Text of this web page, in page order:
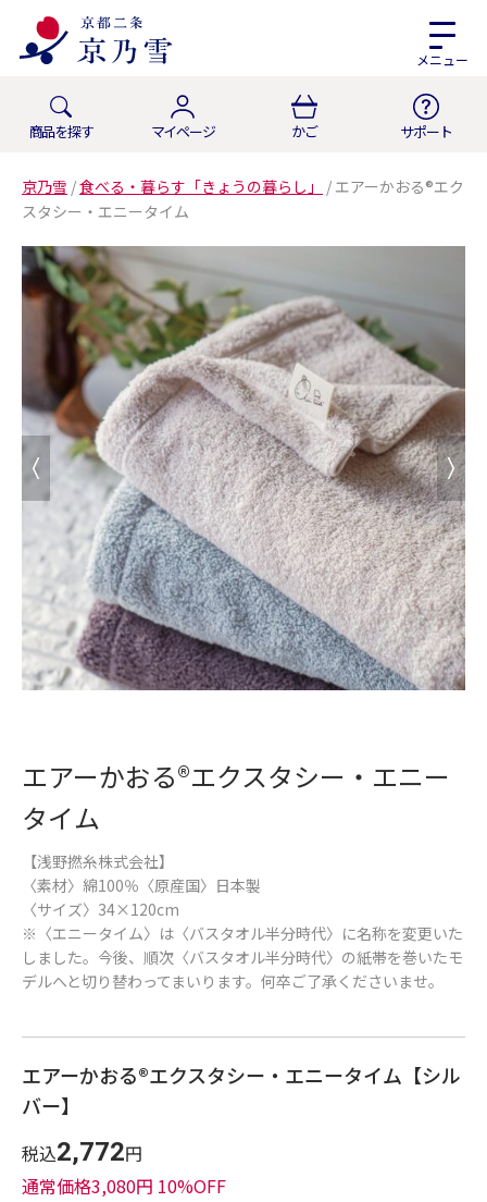
メニュー
商品を探す マイページ かご サポート
京乃雪 /食べる・暮らす「きょうの暮らし」 / エアーかおる®︎エク
スタシー・エニータイム
エアーかおる®︎エクスタシー・エニー
タイム
【浅野撚糸株式会社】
〈素材〉綿100％〈原産国〉日本製
〈サイズ〉34×120cm
※〈エニータイム〉は〈バスタオル半分時代〉に名称を変更いた
しました。今後、順次〈バスタオル半分時代〉の紙帯を巻いたモ
デルへと切り替わってまいります。何卒ご了承くださいませ。
エアーかおる®︎エクスタシー・エニータイム【シル
バー】
税込2,772円
通常価格3,080円 10%OFF